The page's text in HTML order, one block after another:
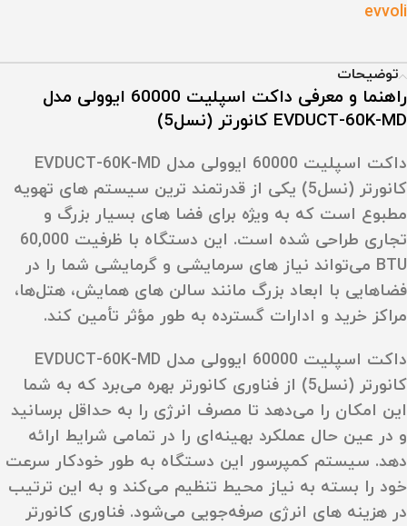
evvoli
توضیحات
راهنما و معرفی داکت اسپلیت 60000 ایوولی مدل
EVDUCT-60K-MD کانورتر (نسل5)
داکت اسپلیت 60000 ایوولی مدل EVDUCT-60K-MD
کانورتر (نسل5) یکی از قدرتمند ترین سیستم‌ های تهویه
مطبوع است که به‌ ویژه برای فضا های بسیار بزرگ و
تجاری طراحی شده است. این دستگاه با ظرفیت 60,000
BTU می‌تواند نیاز های سرمایشی و گرمایشی شما را در
فضاهایی با ابعاد بزرگ مانند سالن‌ های همایش، هتل‌ها،
مراکز خرید و ادارات گسترده به‌ طور مؤثر تأمین کند.
داکت اسپلیت 60000 ایوولی مدل EVDUCT-60K-MD
کانورتر (نسل5) از فناوری کانورتر بهره می‌برد که به شما
این امکان را می‌دهد تا مصرف انرژی را به حداقل برسانید
و در عین حال عملکرد بهینه‌ای را در تمامی شرایط ارائه
دهد. سیستم کمپرسور این دستگاه به‌ طور خودکار سرعت
خود را بسته به نیاز محیط تنظیم می‌کند و به این ترتیب
در هزینه‌ های انرژی صرفه‌جویی می‌شود. فناوری کانورتر